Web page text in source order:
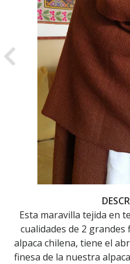
Previous
Esta maravilla tejida en
cualidades de 2 grandes
alpaca chilena, tiene el
finesa de la nuestra